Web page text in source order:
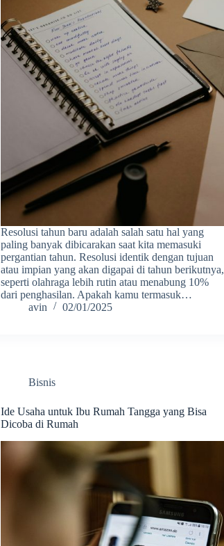
Resolusi tahun baru adalah salah satu hal yang
paling banyak dibicarakan saat kita memasuki
pergantian tahun. Resolusi identik dengan tujuan
atau impian yang akan digapai di tahun berikutnya,
seperti olahraga lebih rutin atau menabung 10%
dari penghasilan. Apakah kamu termasuk…
avin
02/01/2025
Bisnis
Ide Usaha untuk Ibu Rumah Tangga yang Bisa
Dicoba di Rumah